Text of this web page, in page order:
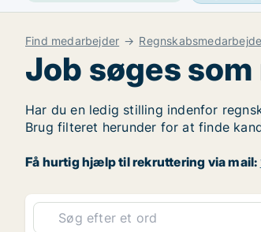
Find medarbejder
Job søges
Har du en ledig stilling indenfor
Brug filteret herunder for at finde
Få hurtig hjælp til rekruttering via mail: